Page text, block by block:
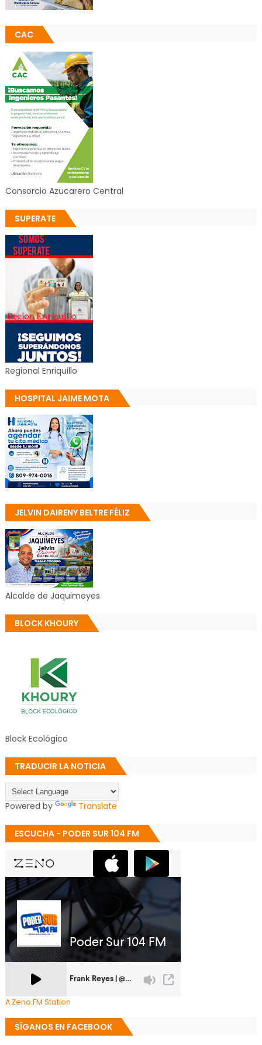
CAC
Consorcio Azucarero Central
SUPERATE
Regional Enriquillo
HOSPITAL JAIME MOTA
JELVIN DAIRENY BELTRE FÉLIZ
Alcalde de Jaquimeyes
BLOCK KHOURY
Block Ecológico
TRADUCIR LA NOTICIA
Powered by Translate
ESCUCHA - PODER SUR 104 FM
A Zeno.FM Station
SÍGANOS EN FACEBOOK